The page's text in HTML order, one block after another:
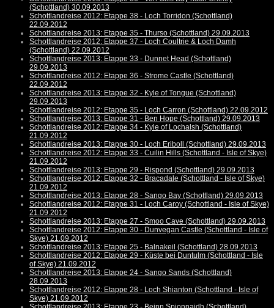
(Schottland) 30.09.2013
Schottlandreise 2012: Etappe 38 - Loch Torridon (Schottland)
22.09.2012
Schottlandreise 2013: Etappe 35 - Thurso (Schottland) 29.09.2013
Schottlandreise 2012: Etappe 37 - Loch Coultrie & Loch Damh
(Schottland) 22.09.2012
Schottlandreise 2013: Etappe 33 - Dunnet Head (Schottland)
29.09.2013
Schottlandreise 2012: Etappe 36 - Strome Castle (Schottland)
22.09.2012
Schottlandreise 2013: Etappe 32 - Kyle of Tongue (Schottland)
29.09.2013
Schottlandreise 2012: Etappe 35 - Loch Carron (Schottland) 22.09.2012
Schottlandreise 2013: Etappe 31 - Ben Hope (Schottland) 29.09.2013
Schottlandreise 2012: Etappe 34 - Kyle of Lochalsh (Schottland)
21.09.2012
Schottlandreise 2013: Etappe 30 - Loch Eriboll (Schottland) 29.09.2013
Schottlandreise 2012: Etappe 33 - Cuilin Hills (Schottland - Isle of Skye)
21.09.2012
Schottlandreise 2013: Etappe 29 - Rispond (Schottland) 29.09.2013
Schottlandreise 2012: Etappe 32 - Bracadale (Schottland - Isle of Skye)
21.09.2012
Schottlandreise 2013: Etappe 28 - Sango Bay (Schottland) 29.09.2013
Schottlandreise 2012: Etappe 31 - Loch Caroy (Schottland - Isle of Skye)
21.09.2012
Schottlandreise 2013: Etappe 27 - Smoo Cave (Schottland) 29.09.2013
Schottlandreise 2012: Etappe 30 - Dunvegan Castle (Schottland - Isle of
Skye) 21.09.2012
Schottlandreise 2013: Etappe 25 - Balnakeil (Schottland) 28.09.2013
Schottlandreise 2012: Etappe 29 - Küste bei Duntulm (Schottland - Isle
of Skye) 21.09.2012
Schottlandreise 2013: Etappe 24 - Sango Sands (Schottland)
28.09.2013
Schottlandreise 2012: Etappe 28 - Loch Shianton (Schottland - Isle of
Skye) 21.09.2012